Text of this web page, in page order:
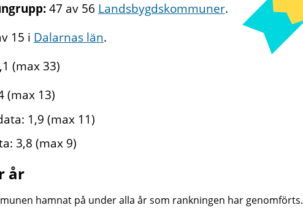
47 av 56 Landsbygdskommuner.
15 i Dalarnas län.
(max 33)
(max 13)
1,9 (max 11)
3,8 (max 9)
år
hamnat på under alla år som rankningen har genomförts.